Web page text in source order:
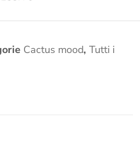
Cactus mood, Tutti i